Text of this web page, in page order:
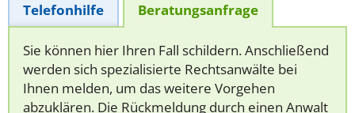
Telefonhilfe Beratungsanfrage
Sie können hier Ihren Fall schildern. Anschließend
werden sich spezialisierte Rechtsanwälte bei
Ihnen melden, um das weitere Vorgehen
abzuklären. Die Rückmeldung durch einen Anwalt